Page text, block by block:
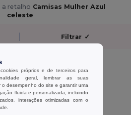
a retalho Camisas Mulher Azul
celeste
Filtrar ✓
resultados.
Sem resultados.
Todos Os Produtos.
próprios e de terceiros para
geral, lembrar as suas
o desempenho do site e garantir uma
fluida e personalizada, incluindo
interações otimizadas com o